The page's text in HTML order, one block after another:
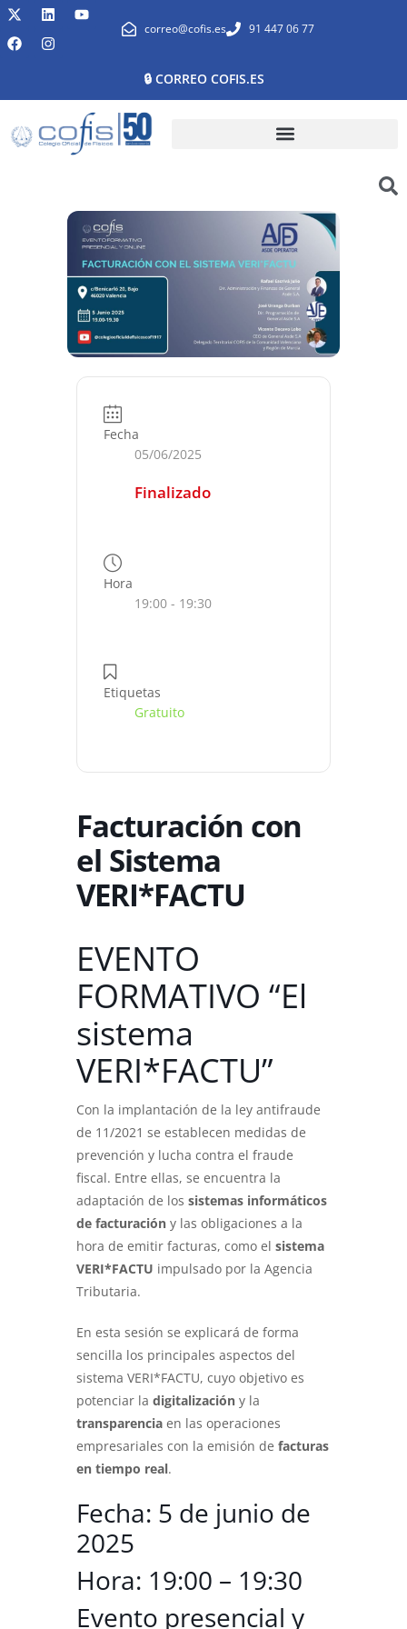
correo@cofis.es 91 447 06 77
🔒 CORREO COFIS.ES
Fecha
05/06/2025
Finalizado
Hora
19:00 - 19:30
Etiquetas
Gratuito
Facturación con
el Sistema
VERI*FACTU
EVENTO
FORMATIVO “El
sistema
VERI*FACTU”
Con la implantación de la ley antifraude
de 11/2021 se establecen medidas de
prevención y lucha contra el fraude
fiscal. Entre ellas, se encuentra la
adaptación de los sistemas informáticos
de facturación y las obligaciones a la
hora de emitir facturas, como el sistema
VERI*FACTU impulsado por la Agencia
Tributaria.
En esta sesión se explicará de forma
sencilla los principales aspectos del
sistema VERI*FACTU, cuyo objetivo es
potenciar la digitalización y la
transparencia en las operaciones
empresariales con la emisión de facturas
en tiempo real.
Fecha: 5 de junio de
2025
Hora: 19:00 – 19:30
Evento presencial y